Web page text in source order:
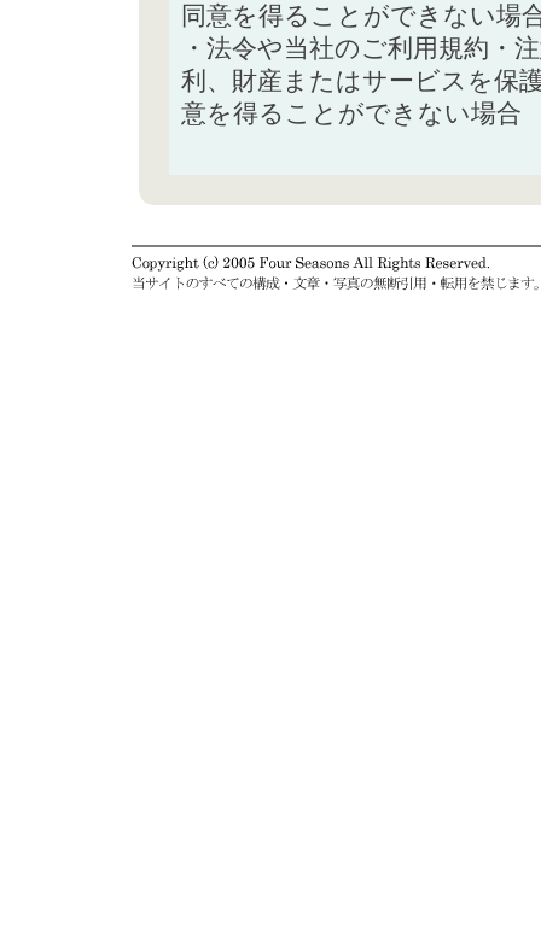
同意を得ることができない場
・法令や当社のご利用規約・
利、財産またはサービスを保
意を得ることができない場合